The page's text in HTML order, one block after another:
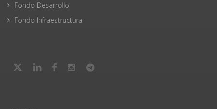
Fondo Desarrollo
Fondo Infraestructura